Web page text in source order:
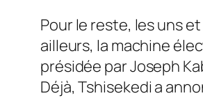
Pour le reste, les uns
ailleurs, la machine
présidée par Joseph
Déjà, Tshisekedi a